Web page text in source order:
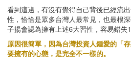
看到這邊，有沒有覺得自己背後已經流
性，恰恰是眾多台灣人最常見，也最根
子揚會認為擁有上述6大習性，容易錯失
原因很簡單，因為台灣投資人鍾愛的「
要擁有的心態，是完全不一樣的。